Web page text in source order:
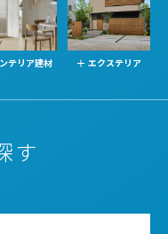
テリア建材 エクステリア
す